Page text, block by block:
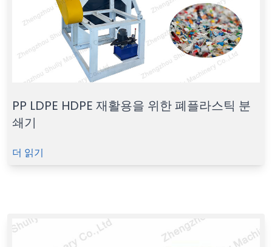
PP LDPE HDPE 재활용을 위한 폐플라스틱 분
쇄기
더 읽기